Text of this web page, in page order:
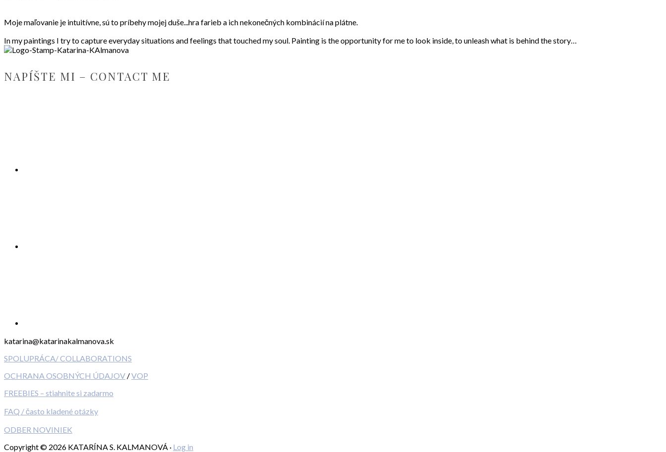
Moje maľovanie je intuitívne, sú to príbehy mojej duše...hra farieb a ich nekonečných kombinácií na plátne.
In my paintings I try to capture everyday situations and feelings that touched my soul. Painting is the opportunity for me to look inside, to unleash what is behind the story…
NAPÍŠTE MI – CONTACT ME
katarina@katarinakalmanova.sk
SPOLUPRÁCA/ COLLABORATIONS
OCHRANA OSOBNÝCH ÚDAJOV /VOP
FREEBIES – stiahnite si zadarmo
FAQ / často kladené otázky
ODBER NOVINIEK
Copyright © 2026 KATARÍNA S. KALMANOVÁ · Log in